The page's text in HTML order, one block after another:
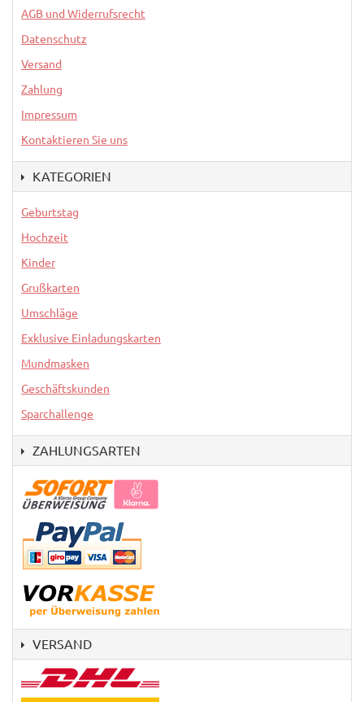
AGB und Widerrufsrecht
Datenschutz
Versand
Zahlung
Impressum
Kontaktieren Sie uns
KATEGORIEN
Geburtstag
Hochzeit
Kinder
Grußkarten
Umschläge
Exklusive Einladungskarten
Mundmasken
Geschäftskunden
Sparchallenge
ZAHLUNGSARTEN
VERSAND